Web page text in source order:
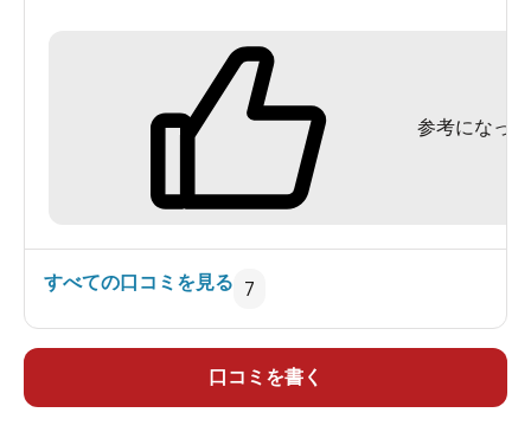
気持ちよく受付を済ませて、受付の目の前の浴室
こじんまりとはしていますが、清潔な脱衣所でし
からは中庭がよく見えました。
循環特有の塩素の臭いはありません。
浴槽の底にある「循環用」の吸い込み口に触れて
参考になった
すべての口コミを見る 7
口コミを書く